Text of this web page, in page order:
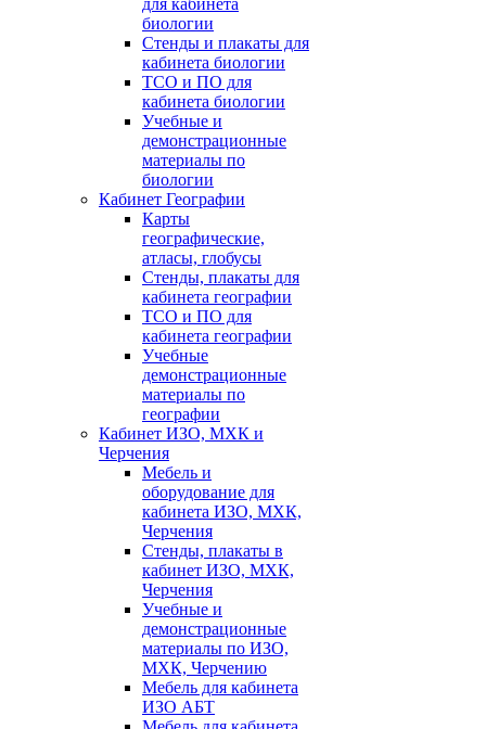
для кабинета
биологии
Стенды и плакаты для
кабинета биологии
ТСО и ПО для
кабинета биологии
Учебные и
демонстрационные
материалы по
биологии
Кабинет Географии
Карты
географические,
атласы, глобусы
Стенды, плакаты для
кабинета географии
ТСО и ПО для
кабинета географии
Учебные
демонстрационные
материалы по
географии
Кабинет ИЗО, МХК и
Черчения
Мебель и
оборудование для
кабинета ИЗО, МХК,
Черчения
Стенды, плакаты в
кабинет ИЗО, МХК,
Черчения
Учебные и
демонстрационные
материалы по ИЗО,
МХК, Черчению
Мебель для кабинета
ИЗО АБТ